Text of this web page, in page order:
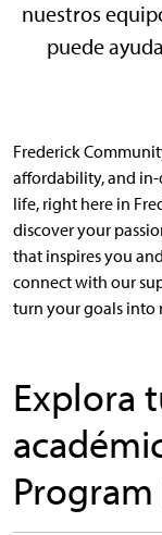
nuestros
puede
Frederick
affordability, and
life, right here in
discover your
that inspires you
connect with our
turn your goals into
Explora